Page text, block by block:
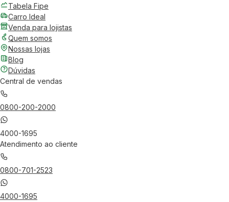
Tabela Fipe
Carro Ideal
Venda para lojistas
Quem somos
Nossas lojas
Blog
Dúvidas
Central de vendas
0800-200-2000
4000-1695
Atendimento ao cliente
0800-701-2523
4000-1695